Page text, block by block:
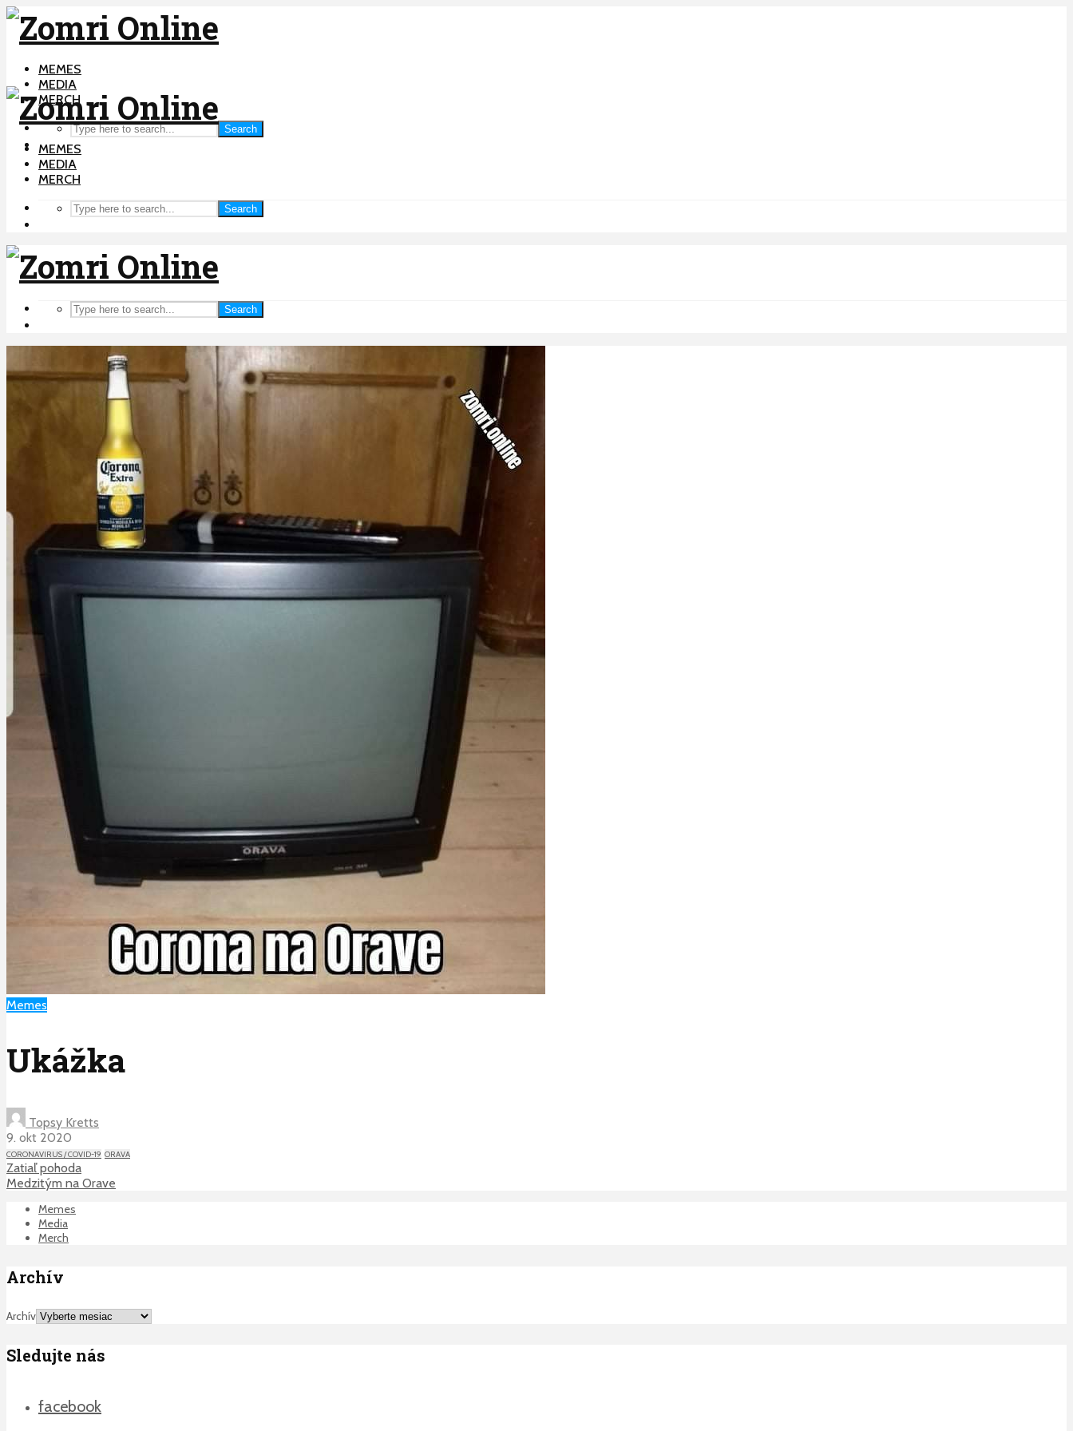
MEMES
MEDIA
MERCH
Search
MEMES
MEDIA
MERCH
Search
Search
Memes
Ukážka
Topsy Kretts
9. okt 2020
CORONAVIRUS / COVID-19 ORAVA
Zatiaľ pohoda
Medzitým na Orave
Memes
Media
Merch
Archív
Archív
Sledujte nás
facebook